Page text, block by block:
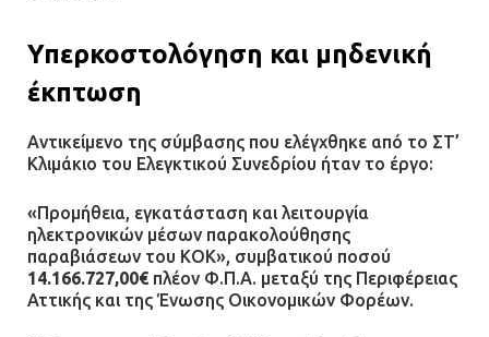
Υπερκοστολόγηση και μηδενική
έκπτωση
Αντικείμενο της σύμβασης που ελέγχθηκε από το ΣΤ’
Κλιμάκιο του Ελεγκτικού Συνεδρίου ήταν το έργο:
«Προμήθεια, εγκατάσταση και λειτουργία
ηλεκτρονικών μέσων παρακολούθησης
παραβιάσεων του ΚΟΚ», συμβατικού ποσού
14.166.727,00€ πλέον Φ.Π.Α. μεταξύ της Περιφέρειας
Αττικής και της Ένωσης Οικονομικών Φορέων.